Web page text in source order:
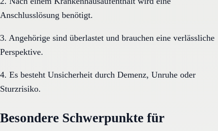
Anschlusslösung benötigt.
3. Angehörige sind überlastet und brauchen eine verlässliche
Perspektive.
4. Es besteht Unsicherheit durch Demenz, Unruhe oder
Sturzrisiko.
Besondere Schwerpunkte für